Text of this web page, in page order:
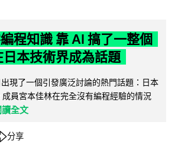
程知識 靠 AI 搞了一整個
日本技術界成為話題
現了一個引發廣泛討論的熱門話題：日本
員宮本佳林在完全沒有編程經驗的情況
讀全文
分享